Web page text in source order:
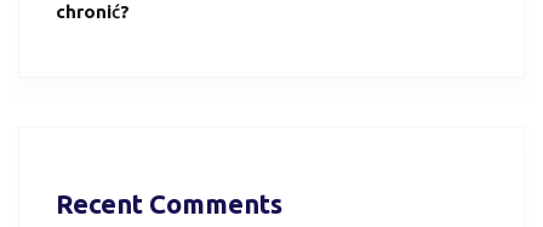
chronić?
Recent Comments